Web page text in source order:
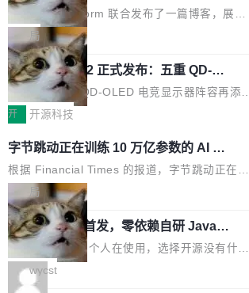
有依赖，没有网络请求。屏幕上每个形状都是 C
anvas 上纯手...
代码但你改不了，改了也刷不进去。 为什么 AO
SP 不够用了 Runarcn 列举了几条他离开 Andro
id 的具体理由： Google Pla...
的 Jira 工单和 Confluence 文档，全程不需要任
何人工审批。 更值得注意的是，这个漏洞在 5
月 23 日就报告给了 Atlassian，两个多月过去
了，公司除了表示"感谢"并分配了一个 case nu
mber 之外，再没有任何实质性回应。Rovo 至
今仍处于漏洞未修复状态。 攻击链路 攻击链并
不复杂。 受害者给 Rovo 提了一个正...
PT-5.6 Sol，成本降到 1/100
Neon 和 Castform 联合发布了一篇博客，展示
了一个惊人的结果：一个 4B 参数的开源模型，
经过 RL 后训练之后，在检索任务上的准确率追
平了 GPT-5.6 Sol，但每次请求的成本只有对方
的 1/100。 具体来说，GPT-5.6 Sol 做一次典型
的多轮搜索请求需要超过 10 秒，端到端成本约
来说，这个速度和成本都"高得让人没法用"。而
4B 开源模型在推理速度上快了几个数量级，成
本低了两三个数量级。 问题在于，小模型开箱即
用时的检索能力确实远不如闭源前沿模型。差距
在哪？就在 RL 后训练。 从 RAG 到 agentic...
局
技嘉 GO27Q32 正式发布：五重 QD-OL
ED 面板加持，320Hz 极速与影院级画
面兼得
技嘉科技旗下 QD-OLED 电竞显示器阵容再添旗
舰新作。GO27Q32 将于 2026 年 9 月 15 日正
nta Tandem 五重发光架构为核心，为高端玩家
打造速度与画质不妥协的沉浸体验。 GO27Q32
搭载三星最新 QD-OLED 面板，采用 5 层串联
式发光结构，并装配全新 ObsidianShield 抗反
射镀膜，黑阶表现提升可达40%，并将表面硬度
由2H升級至3H，画面对比度与强度都提升的同
时还具有 320Hz 刷新率与 0.03ms GTG 灰阶响
应时间，从源头消除拖影与动态模糊。 1.突破 O
开 开源科技
字节跳动正在训练 10 万亿参数的 AI 模
型
根据 Financial Times 的报道，字节跳动正在训
练一个 10 万亿参数的 AI 模型，目前处于预训练
阶段。 10 万亿是什么概念？Anthropic 目前最
大的模型 Mythos 5 约 8 万亿参数。DeepSeek
V4-Pro 是 1.6 万亿。月之暗面的 Kimi K3 是 2.
8 万亿。美团 LongCat-2.0 是 1.6 万亿。字节
跳动的这个未命名模型，直接跳到了 10 万亿。
局
wastnet 开源首发，零依赖自研 Java H
TTP/2 框架，性能对标 Undertow !
这个项目一直是个人在使用，选择开源没有什么
动机理由，就是想开源了，如果非要说一个，那
就是它多少弥补了国产 Java 自研 HTTP/2 框架
wycst